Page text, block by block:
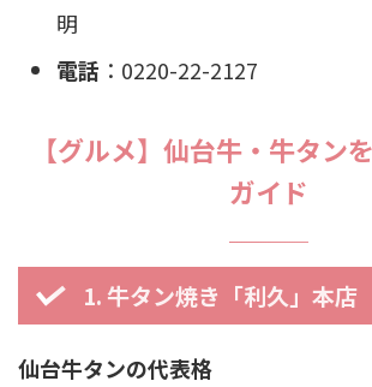
明
電話 ：0220-22-2127
【グルメ】仙台牛・牛タン
ガイド
1. 牛タン焼き「利久」本店
仙台牛タンの代表格